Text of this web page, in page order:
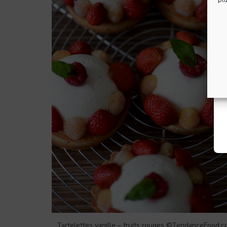
Tartelettes vanille – fruits rouges